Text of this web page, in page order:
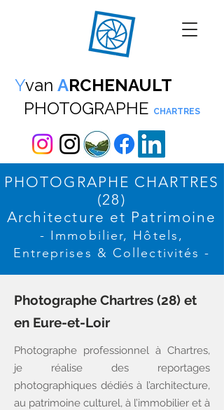
Yvan ARCHENAULT
PHOTOGRAPHE CHARTRES
PHOTOGRAPHE CHARTRES
(28)
Architecture et Patrimoine
- Immobilier, Hôtels,
Entreprises & Collectivités -
Photographe Chartres (28) et
en Eure-et-Loir
Photographe professionnel à Chartres,
je réalise des reportages
photographiques dédiés à l’architecture,
au patrimoine culturel, à l’immobilier et à